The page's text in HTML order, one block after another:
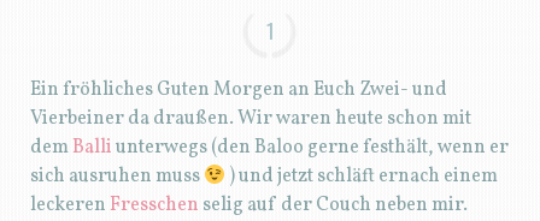
1
Ein fröhliches Guten Morgen an Euch Zwei- und
Vierbeiner da draußen. Wir waren heute schon mit
demBalliunterwegs (den Baloo gerne festhält, wenn er
sich ausruhen muss
) und jetzt schläft ernach einem
leckeren Fresschen selig auf der Couch neben mir.